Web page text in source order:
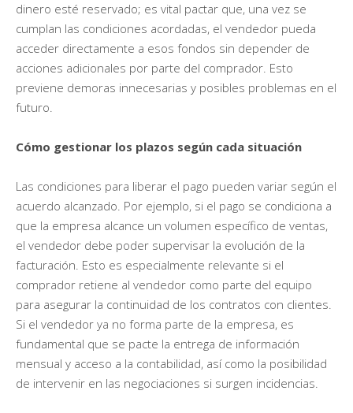
dinero esté reservado; es vital pactar que, una vez se
cumplan las condiciones acordadas, el vendedor pueda
acceder directamente a esos fondos sin depender de
acciones adicionales por parte del comprador. Esto
previene demoras innecesarias y posibles problemas en el
futuro.
Cómo gestionar los plazos según cada situación
Las condiciones para liberar el pago pueden variar según el
acuerdo alcanzado. Por ejemplo, si el pago se condiciona a
que la empresa alcance un volumen específico de ventas,
el vendedor debe poder supervisar la evolución de la
facturación. Esto es especialmente relevante si el
comprador retiene al vendedor como parte del equipo
para asegurar la continuidad de los contratos con clientes.
Si el vendedor ya no forma parte de la empresa, es
fundamental que se pacte la entrega de información
mensual y acceso a la contabilidad, así como la posibilidad
de intervenir en las negociaciones si surgen incidencias.